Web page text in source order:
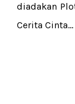
diadakan
Cerita Cinta...